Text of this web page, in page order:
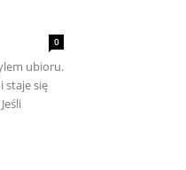
0
ubioru.
staje się